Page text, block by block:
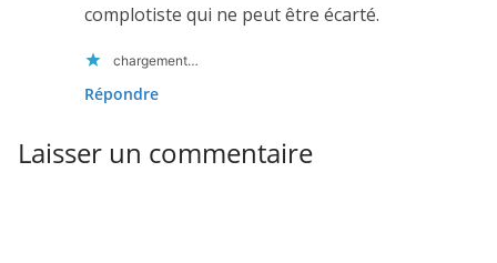
complotiste qui ne peut être écarté.
chargement…
Répondre
Laisser un commentaire